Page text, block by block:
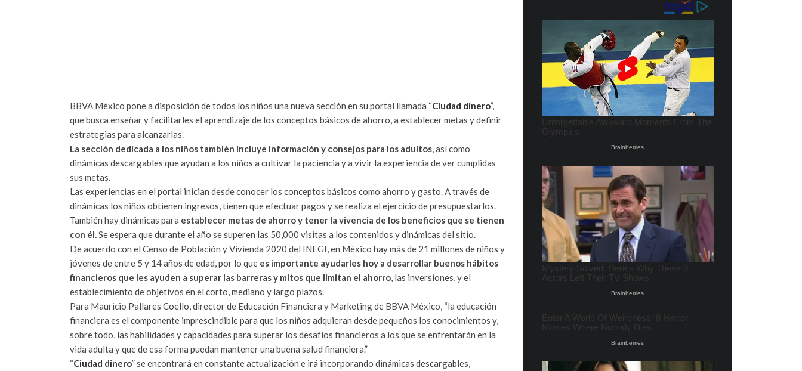
BBVA México pone a disposición de todos los niños una nueva sección en su portal llamada “Ciudad dinero”,
que busca enseñar y facilitarles el aprendizaje de los conceptos básicos de ahorro, a establecer metas y definir
estrategias para alcanzarlas.
La sección dedicada a los niños también incluye información y consejos para los adultos, así como
dinámicas descargables que ayudan a los niños a cultivar la paciencia y a vivir la experiencia de ver cumplidas
sus metas.
Las experiencias en el portal inician desde conocer los conceptos básicos como ahorro y gasto. A través de
dinámicas los niños obtienen ingresos, tienen que efectuar pagos y se realiza el ejercicio de presupuestarlos.
También hay dinámicas para establecer metas de ahorro y tener la vivencia de los beneficios que se tienen
con él.Se espera que durante el año se superen las 50,000 visitas a los contenidos y dinámicas del sitio.
De acuerdo con el Censo de Población y Vivienda 2020 del INEGI, en México hay más de 21 millones de niños y
jóvenes de entre 5 y 14 años de edad, por lo que es importante ayudarles hoy a desarrollar buenos hábitos
financieros que les ayuden a superar las barreras y mitos que limitan el ahorro, las inversiones, y el
establecimiento de objetivos en el corto, mediano y largo plazos.
Para Mauricio Pallares Coello, director de Educación Financiera y Marketing de BBVA México, “la educación
financiera es el componente imprescindible para que los niños adquieran desde pequeños los conocimientos y,
sobre todo, las habilidades y capacidades para superar los desafíos financieros a los que se enfrentarán en la
vida adulta y que de esa forma puedan mantener una buena salud financiera.”
“Ciudad dinero” se encontrará en constante actualización e irá incorporando dinámicas descargables,